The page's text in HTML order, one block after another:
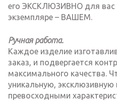
его ЭКСКЛЮЗИВНО для вас
экземпляре – ВАШЕМ.
Ручная работа.
Каждое изделие
заказ, и подвергается
максимального качества.
уникальную, эксклюзивную
превосходными